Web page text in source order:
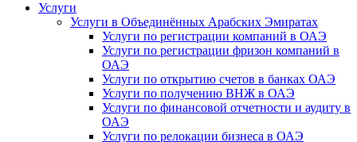
Услуги
Услуги в Объединённых Арабских Эмиратах
Услуги по регистрации компаний в ОАЭ
Услуги по регистрации фризон компаний в
ОАЭ
Услуги по открытию счетов в банках ОАЭ
Услуги по получению ВНЖ в ОАЭ
Услуги по финансовой отчетности и аудиту в
ОАЭ
Услуги по релокации бизнеса в ОАЭ